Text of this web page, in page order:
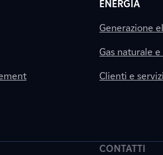
ENERGIA
Generazione
Gas naturale
Clienti e servizi
CONTATTI